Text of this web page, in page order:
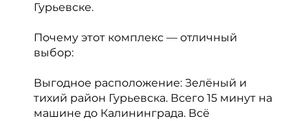
Гурьевске.
Почему этот комплекс — отличный
выбор:
Выгодное расположение: Зелёный и
тихий район Гурьевска. Всего 15 минут на
машине до Калининграда. Всё